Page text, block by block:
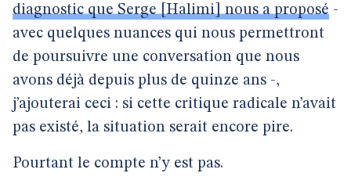
diagnostic que Serge [Halimi] nous a proposé -
avec quelques nuances qui nous permettront
de poursuivre une conversation que nous
avons déjà depuis plus de quinze ans -,
j’ajouterai ceci : si cette critique radicale n’avait
pas existé, la situation serait encore pire.
Pourtant le compte n’y est pas.